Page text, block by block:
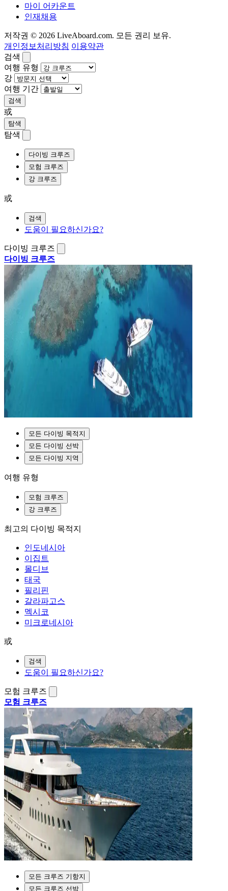
마이 어카운트
인재채용
저작권 © 2026 LiveAboard.com. 모든 권리 보유.
개인정보처리방침 이용약관
검색
여행 유형
강
여행 기간
검색
或
탐색
탐색
다이빙 크루즈
모험 크루즈
강 크루즈
或
검색
도움이 필요하신가요?
다이빙 크루즈
다이빙 크루즈
모든 다이빙 목적지
모든 다이빙 선박
모든 다이빙 지역
여행 유형
모험 크루즈
강 크루즈
최고의 다이빙 목적지
인도네시아
이집트
몰디브
태국
필리핀
갈라파고스
멕시코
미크로네시아
或
검색
도움이 필요하신가요?
모험 크루즈
모험 크루즈
모든 크루즈 기항지
모든 크루즈 선박